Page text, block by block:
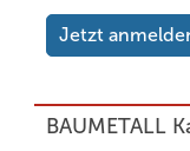
Jetzt
BAUMETALL